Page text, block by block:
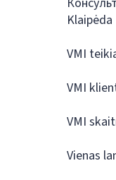
Klaipėda
VMI
VMI
VMI
Vienas